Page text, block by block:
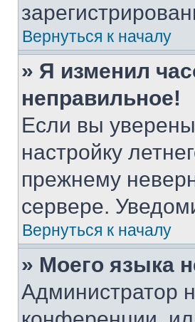
Вернуться к началу
» Я изменил
неправильное!
Если вы
настройку
прежнему
сервере.
Вернуться к началу
» Моего языка
Администратор